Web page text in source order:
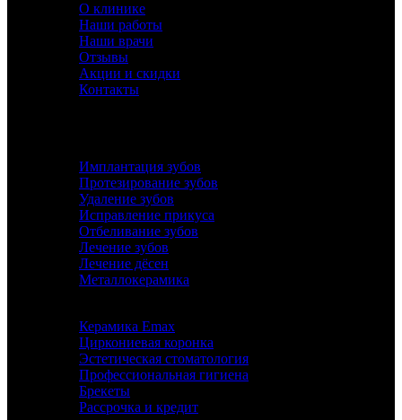
О клинике
Наши работы
Наши врачи
Отзывы
Акции и скидки
Контакты
Имплантация зубов
Протезирование зубов
Удаление зубов
Исправление прикуса
Отбеливание зубов
Лечение зубов
Лечение дёсен
Металлокерамика
Керамика Emax
Циркониевая коронка
Эстетическая стоматология
Профессиональная гигиена
Брекеты
Рассрочка и кредит